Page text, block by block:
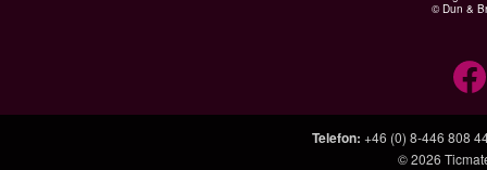
© Dun &
Telefon: +46 (0) 8-446 808
© 2026